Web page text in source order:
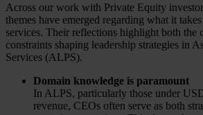
Across our work with Private Equity
themes have emerged regarding what it
services. Their reflections highlight both the
constraints shaping leadership strategies in
Services (ALPS).
Domain knowledge is paramount
In ALPS, particularly those under
revenue, CEOs often serve as both